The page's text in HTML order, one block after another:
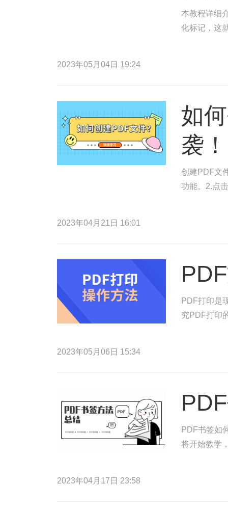
本教程详细
化标记，这
2023年05月04日 19:24
如
袭！
创建PDF文
功能。2.点
2023年04月21日 16:01
PDF打印是
究PDF打印
2023年05月06日 15:34
PDF书签如
将开始教学
2023年04月17日 23:58